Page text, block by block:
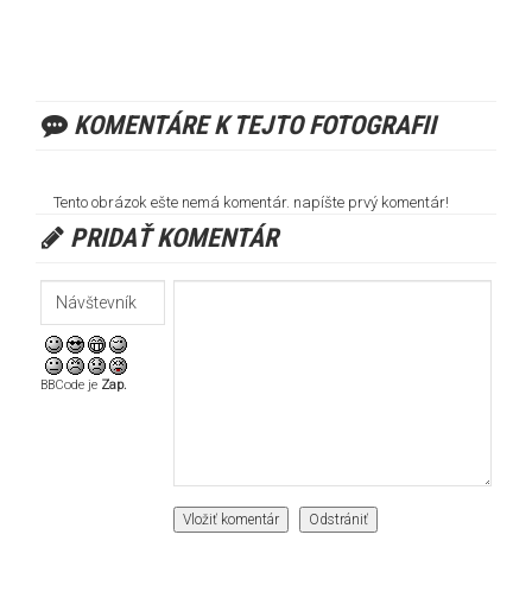
KOMENTÁRE K TEJTO FOTOGRAFII
Tento obrázok ešte nemá komentár. napíšte prvý komentár!
PRIDAŤ KOMENTÁR
BBCode je Zap.